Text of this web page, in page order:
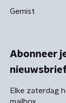
Gemist
Abonneer
Elke zaterdag
mailbox